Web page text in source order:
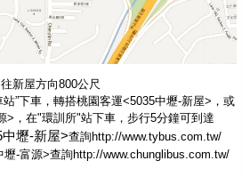
新屋方向800公尺
”下車，轉搭桃園客運<5035中壢-新屋>，或
>，在"環訓所"站下車，步行5分鐘可到達
中壢-新屋>查詢http://www.tybus.com.tw/
壢-富源>查詢http://www.chunglibus.com.tw/